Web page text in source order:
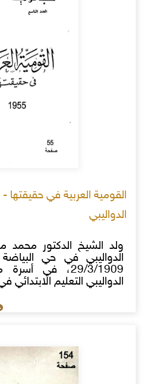
الدواليبي
ولد الشيخ الدكتور
الدواليبي في حي
29/3/1909، في
الدواليبي التعليم الابتدائي
01-12-2021